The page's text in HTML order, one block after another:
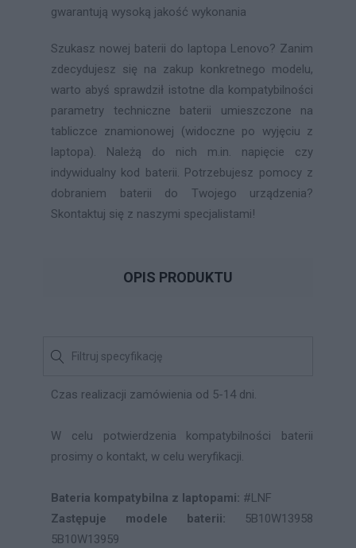
gwarantują wysoką jakość wykonania
Szukasz nowej baterii do laptopa Lenovo? Zanim
zdecydujesz się na zakup konkretnego modelu,
warto abyś sprawdził istotne dla kompatybilności
parametry techniczne baterii umieszczone na
tabliczce znamionowej (widoczne po wyjęciu z
laptopa). Należą do nich m.in. napięcie czy
indywidualny kod baterii. Potrzebujesz pomocy z
dobraniem baterii do Twojego urządzenia?
Skontaktuj się z naszymi specjalistami!
OPIS PRODUKTU
Czas realizacji zamówienia od 5-14 dni.
W celu potwierdzenia kompatybilności baterii
prosimy o kontakt, w celu weryfikacji.
Bateria kompatybilna z laptopami: #LNF
Zastępuje modele baterii: 5B10W13958
5B10W13959